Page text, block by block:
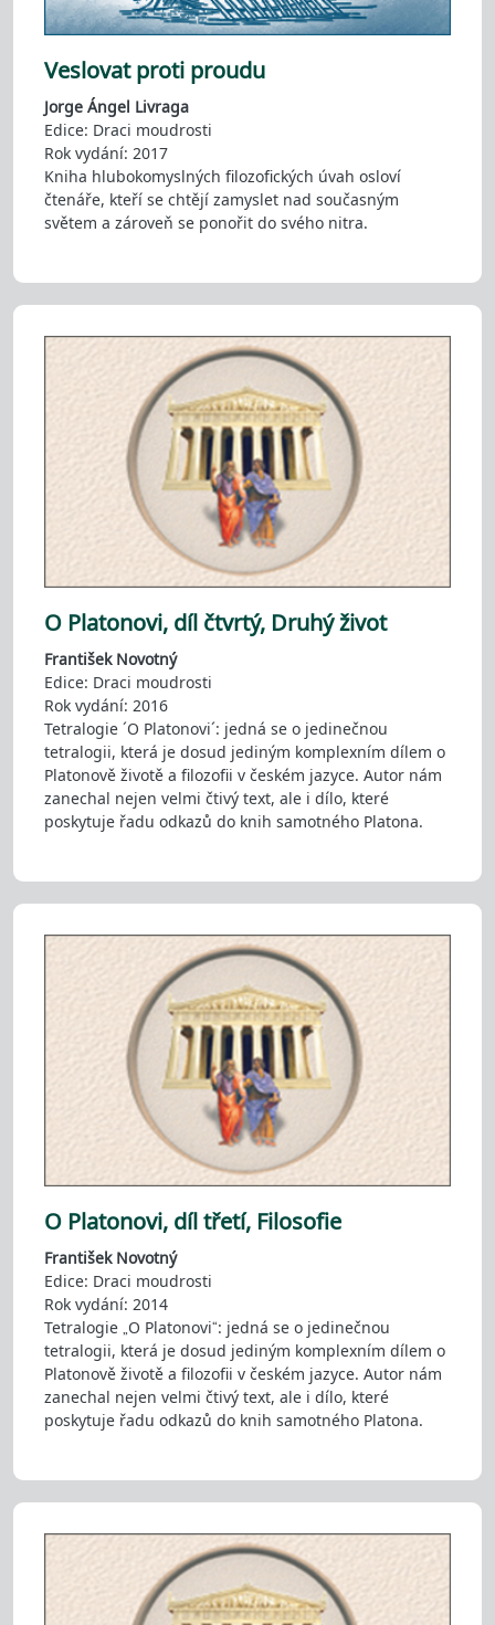
Veslovat proti proudu
Jorge Ángel Livraga
Edice: Draci moudrosti
Rok vydání: 2017
Kniha hlubokomyslných filozofických úvah osloví
čtenáře, kteří se chtějí zamyslet nad současným
světem a zároveň se ponořit do svého nitra.
O Platonovi, díl čtvrtý, Druhý život
František Novotný
Edice: Draci moudrosti
Rok vydání: 2016
Tetralogie ´O Platonovi´: jedná se o jedinečnou
tetralogii, která je dosud jediným komplexním dílem o
Platonově životě a filozofii v českém jazyce. Autor nám
zanechal nejen velmi čtivý text, ale i dílo, které
poskytuje řadu odkazů do knih samotného Platona.
O Platonovi, díl třetí, Filosofie
František Novotný
Edice: Draci moudrosti
Rok vydání: 2014
Tetralogie „O Platonovi“: jedná se o jedinečnou
tetralogii, která je dosud jediným komplexním dílem o
Platonově životě a filozofii v českém jazyce. Autor nám
zanechal nejen velmi čtivý text, ale i dílo, které
poskytuje řadu odkazů do knih samotného Platona.